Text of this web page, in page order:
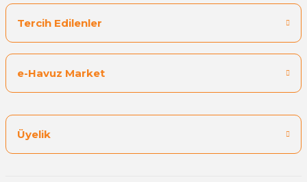
Olimpik Havuz
Yangın Pompası
Tercih Edilenler
e-Havuz Market
Üyelik